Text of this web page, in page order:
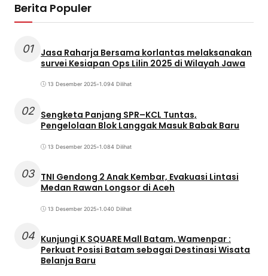
Berita Populer
01
Jasa Raharja Bersama korlantas melaksanakan
survei Kesiapan Ops Lilin 2025 di Wilayah Jawa
13 Desember 2025•1.094 Dilihat
02 Sengketa Panjang SPR–KCL Tuntas,
Pengelolaan Blok Langgak Masuk Babak Baru
13 Desember 2025•1.084 Dilihat
03 TNI Gendong 2 Anak Kembar, Evakuasi Lintasi
Medan Rawan Longsor di Aceh
13 Desember 2025•1.040 Dilihat
04 Kunjungi K SQUARE Mall Batam, Wamenpar :
Perkuat Posisi Batam sebagai Destinasi Wisata
Belanja Baru